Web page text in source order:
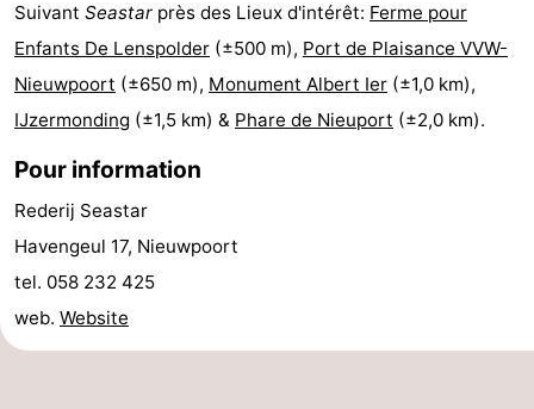
jeux
de
jeux
intérieures
Parcours
de
mini-
golf
Centres
de
bien-
être
Villages
&
villes
Nature
Sports
Piscines
-
Suivant Seastar près des Lieux d'intérêt: Ferme pour
Enfants De Lenspolder (±500 m), Port de Plaisance VVW-
Nieuwpoort (±650 m), Monument Albert Ier (±1,0 km),
IJzermonding (±1,5 km) & Phare de Nieuport (±2,0 km).
Pour information
Rederij Seastar
Havengeul 17, Nieuwpoort
tel. 058 232 425
web. Website